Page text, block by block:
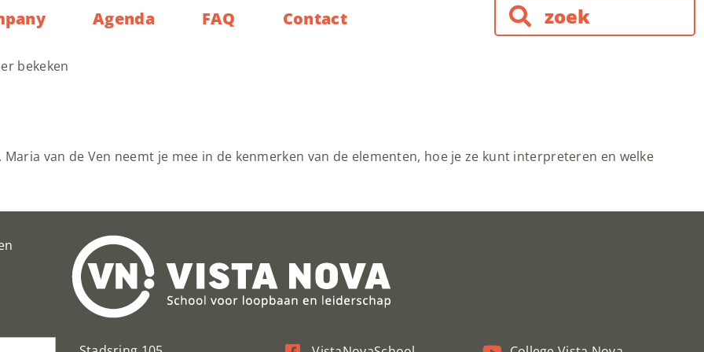
Agenda FAQ Contact
bekeken
van de Ven neemt je mee in de kenmerken van de elementen, hoe je ze kunt interpreteren en welke